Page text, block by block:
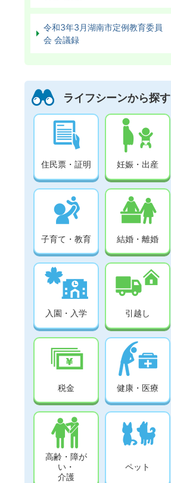
令和3年3月湖南市定例教育委員
会 会議録
ライフシーンから探す
住民票・証明 妊娠・出産
子育て・教育 結婚・離婚
入園・入学 引越し
税金 健康・医療
高齢・障が
い・
介護
ペット